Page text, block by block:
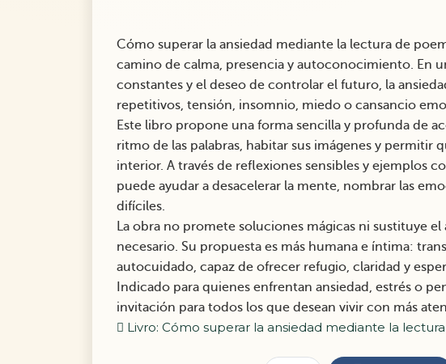
Cómo superar la ansiedad mediante la lectura de
camino de calma, presencia y autoconocimiento. En
constantes y el deseo de controlar el futuro, la
repetitivos, tensión, insomnio, miedo o cansancio
Este libro propone una forma sencilla y profunda de
ritmo de las palabras, habitar sus imágenes y permitir
interior. A través de reflexiones sensibles y ejemplos
puede ayudar a desacelerar la mente, nombrar las
difíciles.
La obra no promete soluciones mágicas ni sustituye
necesario. Su propuesta es más humana e íntima:
autocuidado, capaz de ofrecer refugio, claridad y
Indicado para quienes enfrentan ansiedad, estrés o
invitación para todos los que desean vivir con más
Livro: Cómo superar la ansiedad mediante la